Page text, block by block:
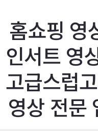
홈쇼핑 영
인서트 영
고급스럽
영상 전문